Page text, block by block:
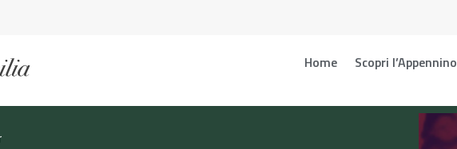
Home Scopri l’Appennino